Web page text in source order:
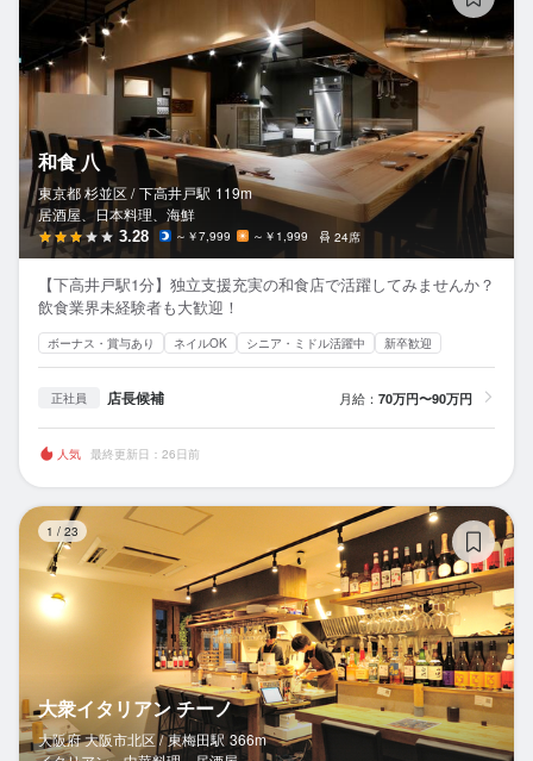
和食 八
東京都 杉並区 / 下高井戸駅 119m
居酒屋、日本料理、海鮮
3.28 ～￥7,999 ～￥1,999 24席
【下高井戸駅1分】独立支援充実の和食店で活躍してみませんか？
飲食業界未経験者も大歓迎！
ボーナス・賞与あり ネイルOK シニア・ミドル活躍中 新卒歓迎
正社員 店長候補 月給： 70万円〜90万円
人気 最終更新日：26日前
1 / 23
大衆イタリアン チーノ
大阪府 大阪市北区 / 東梅田駅 366m